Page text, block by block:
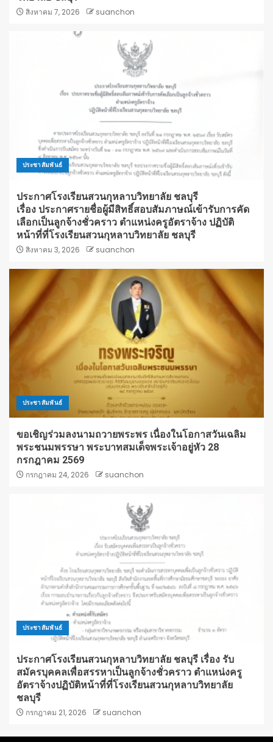
สิงหาคม 7, 2026 suanchon
ประชาสัมพันธ์
ประกาศโรงเรียนสวนกุหลาบวิทยาลัย ชลบุรี
เรื่อง ประกาศรายชื่อผู้มีสิทธิ์สอบสัมภาษณ์เข้ารับการคัด
เลือกเป็นลูกจ้างชั่วคราว ตำแหน่งครูอัตราจ้าง ปฏิบัติ
หน้าที่ที่โรงเรียนสวนกุหลาบวิทยาลัย ชลบุรี
สิงหาคม 3, 2026 suanchon
ประชาสัมพันธ์
ขอเชิญร่วมลงนามถวายพระพร เนื่องในโอกาสวันเฉลิม
พระชนมพรรษา พระบาทสมเด็จพระเจ้าอยู่หัว 28
กรกฎาคม 2569
กรกฎาคม 24, 2026 suanchon
ประชาสัมพันธ์
ประกาศโรงเรียนสวนกุหลาบวิทยาลัย ชลบุรี เรื่อง รับ
สมัครบุคคลเพื่อสรรหาเป็นลูกจ้างชั่วคราว ตำแหน่งครู
อัตราจ้างปฏิบัติหน้าที่ที่โรงเรียนสวนกุหลาบวิทยาลัย
ชลบุรี
กรกฎาคม 21, 2026 suanchon